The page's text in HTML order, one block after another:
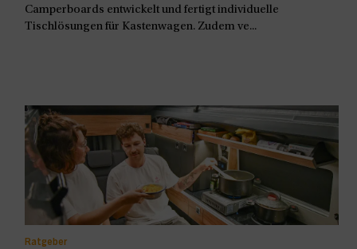
Camperboards entwickelt und fertigt individuelle
Tischlösungen für Kastenwagen. Zudem ve...
Ratgeber